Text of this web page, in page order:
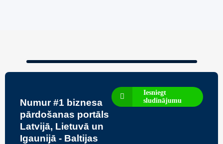
Numur #1 biznesa
pārdošanas portāls
Latvijā, Lietuvā un
Igaunijā - Baltijas
Iesniegt
sludinājumu